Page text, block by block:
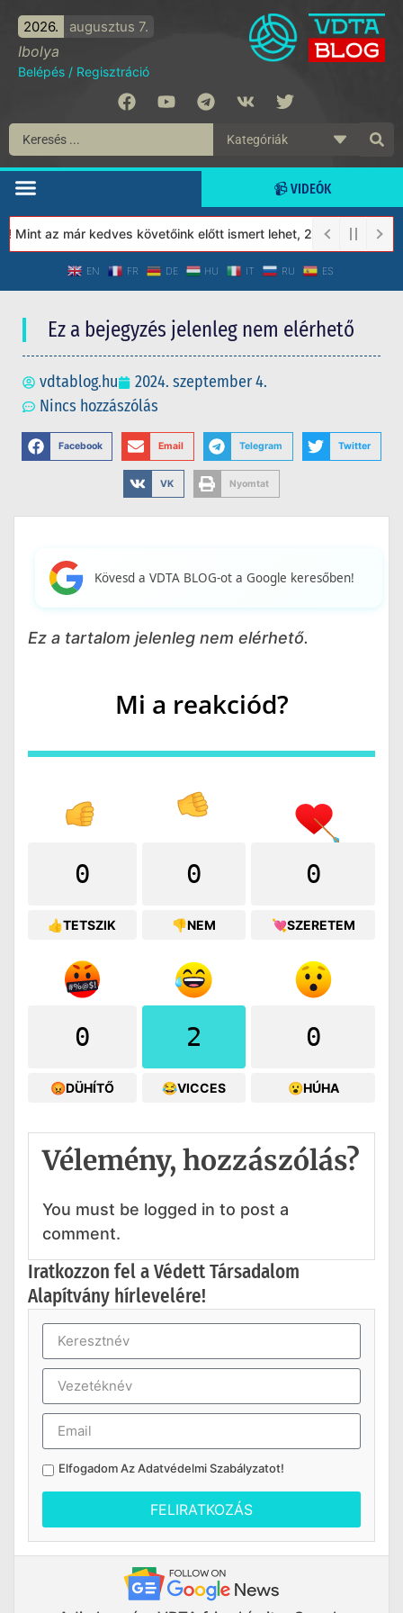
2026. augusztus 7.
Ibolya
Belépés / Regisztráció
📹 VIDEÓK
az már kedves követőink előtt ismert lehet, 2023-tól a
EN FR DE HU IT RU ES
Ez a bejegyzés jelenleg nem elérhető
vdtablog.hu
2024. szeptember 4.
Nincs hozzászólás
Facebook Email Telegram Twitter
VK Nyomtat
Kövesd a VDTA BLOG-ot a Google keresőben!
Ez a tartalom jelenleg nem elérhető.
Mi a reakciód?
0
👍TETSZIK
0
👎NEM
0
💘SZERETEM
0
😡DÜHÍTŐ
2
😂VICCES
0
😮HÚHA
Vélemény, hozzászólás?
You must be logged in to post a
comment.
Iratkozzon fel a Védett Társadalom
Alapítvány hírlevelére!
Elfogadom AzAdatvédelmi Szabályzatot!
FELIRATKOZÁS